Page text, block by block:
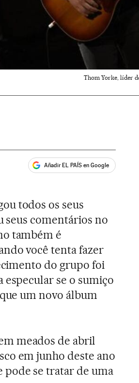
Thom Yorke, líder
Añadir EL PAÍS en Google
todos os seus
seus comentários no
também é
você tenta fazer
do grupo foi
especular se o sumiço
um novo álbum
meados de abril
em junho deste ano
pode se tratar de uma